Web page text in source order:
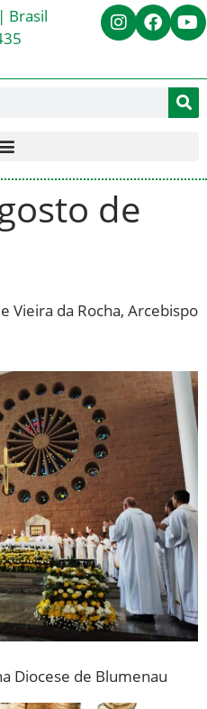
Brasil
de
Vieira da Rocha, Arcebispo
Diocese de Blumenau